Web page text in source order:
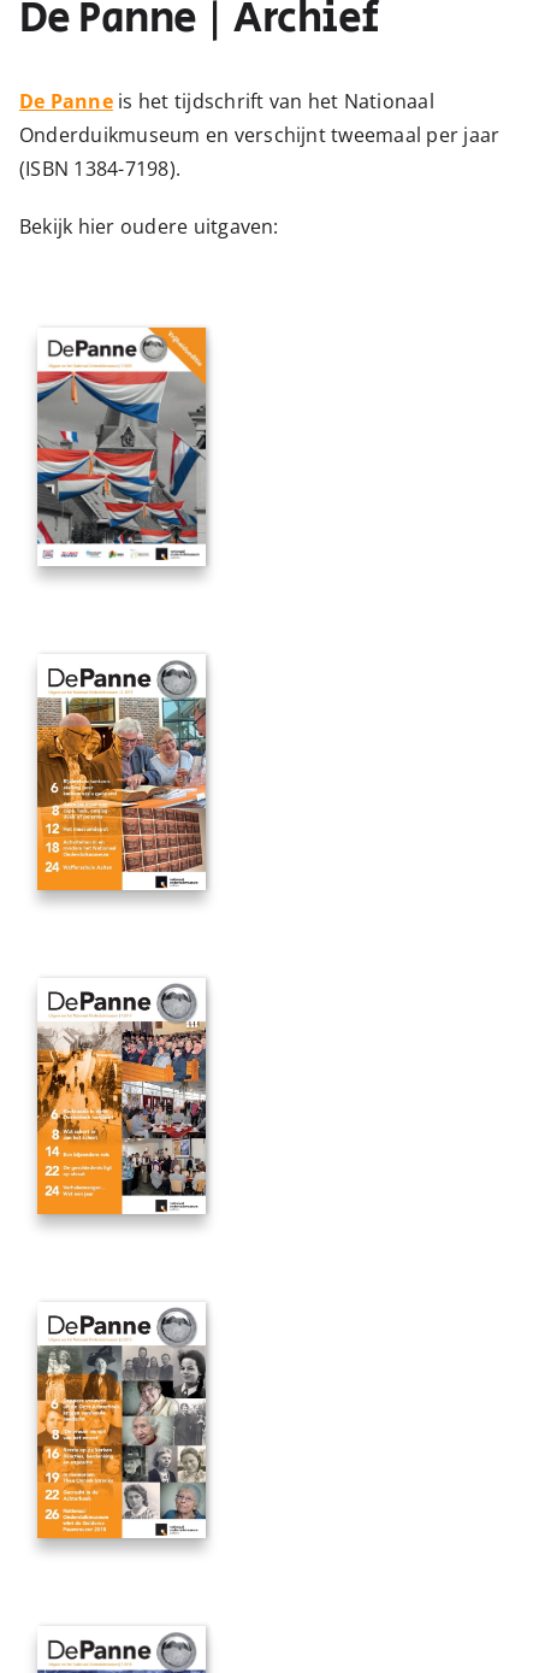
De Panne | Archief
De Panneis het tijdschrift van het Nationaal
Onderduikmuseum en verschijnt tweemaal per jaar
(ISBN 1384-7198).
Bekijk hier oudere uitgaven: